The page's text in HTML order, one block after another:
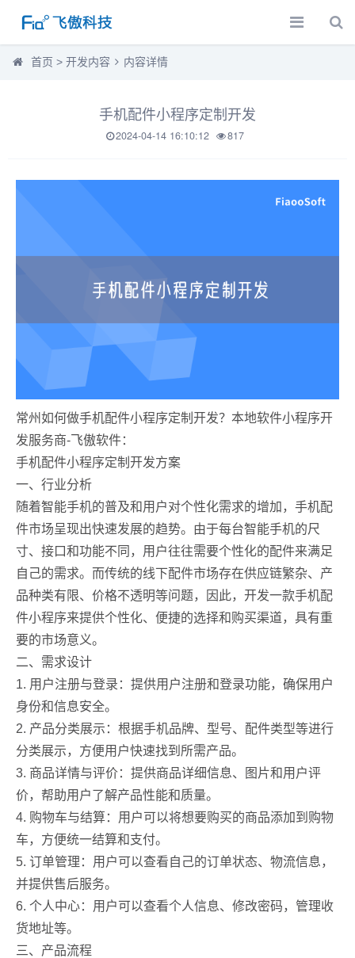
首页 > 开发内容 内容详情
手机配件小程序定制开发
2024-04-14 16:10:12 817
常州如何做手机配件小程序定制开发？本地软件小程序开
发服务商-飞傲软件：
手机配件小程序定制开发方案
一、行业分析
随着智能手机的普及和用户对个性化需求的增加，手机配
件市场呈现出快速发展的趋势。由于每台智能手机的尺
寸、接口和功能不同，用户往往需要个性化的配件来满足
自己的需求。而传统的线下配件市场存在供应链繁杂、产
品种类有限、价格不透明等问题，因此，开发一款手机配
件小程序来提供个性化、便捷的选择和购买渠道，具有重
要的市场意义。
二、需求设计
1. 用户注册与登录：提供用户注册和登录功能，确保用户
身份和信息安全。
2. 产品分类展示：根据手机品牌、型号、配件类型等进行
分类展示，方便用户快速找到所需产品。
3. 商品详情与评价：提供商品详细信息、图片和用户评
价，帮助用户了解产品性能和质量。
4. 购物车与结算：用户可以将想要购买的商品添加到购物
车，方便统一结算和支付。
5. 订单管理：用户可以查看自己的订单状态、物流信息，
并提供售后服务。
6. 个人中心：用户可以查看个人信息、修改密码，管理收
货地址等。
三、产品流程